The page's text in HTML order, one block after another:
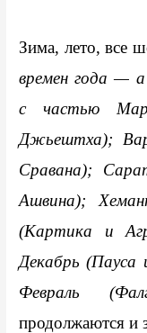
Зима, лето, все
времен года —
с частью
Джьештха);
Сравана);
Ашвина);
(Картика и
Декабрь
Февраль
продолжаются и